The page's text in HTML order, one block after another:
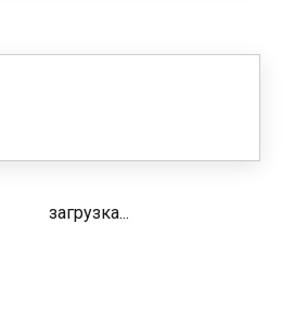
загрузка...